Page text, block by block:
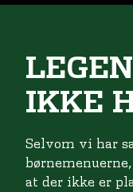
IKKE
Selvom vi har
at der ikke er